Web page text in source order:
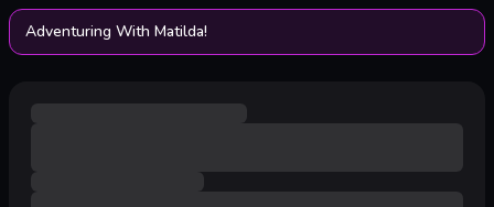
Adventuring With Matilda!